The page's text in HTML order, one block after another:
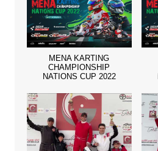
MENA KARTING
CHAMPIONSHIP
NATIONS CUP 2022